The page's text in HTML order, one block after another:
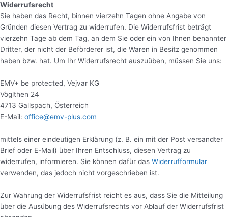
Widerrufsrecht
Sie haben das Recht, binnen vierzehn Tagen ohne Angabe von
Gründen diesen Vertrag zu widerrufen. Die Widerrufsfrist beträgt
vierzehn Tage ab dem Tag, an dem Sie oder ein von Ihnen benannter
Dritter, der nicht der Beförderer ist, die Waren in Besitz genommen
haben bzw. hat. Um Ihr Widerrufsrecht auszuüben, müssen Sie uns:
EMV+ be protected, Vejvar KG
Vöglthen 24
4713 Gallspach, Österreich
E-Mail: office@emv-plus.com
mittels einer eindeutigen Erklärung (z. B. ein mit der Post versandter
Brief oder E-Mail) über Ihren Entschluss, diesen Vertrag zu
widerrufen, informieren. Sie können dafür das Widerrufformular
verwenden, das jedoch nicht vorgeschrieben ist.
Zur Wahrung der Widerrufsfrist reicht es aus, dass Sie die Mitteilung
über die Ausübung des Widerrufsrechts vor Ablauf der Widerrufsfrist